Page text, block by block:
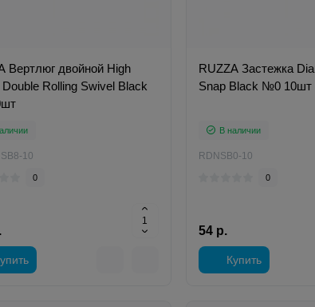
Вертлюг двойной High
Double Rolling Swivel Black
10
0
RUZZA Застежка
Snap Black №0 10шт
В наличии
RDNSB0-10
0
54 р.
Купить